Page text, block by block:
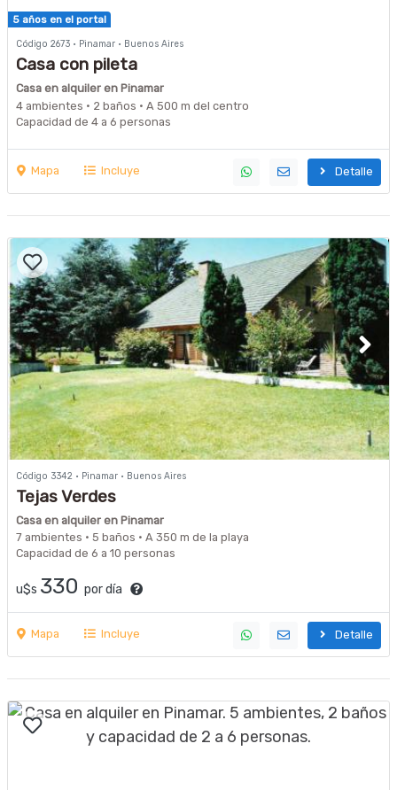
5 años en el portal
Código 2673 · Pinamar · Buenos Aires
Casa con pileta
Casa en alquiler en Pinamar
4 ambientes · 2 baños · A 500 m del centro
Capacidad de 4 a 6 personas
Mapa Incluye Detalle
Código 3342 · Pinamar · Buenos Aires
Tejas Verdes
Casa en alquiler en Pinamar
7 ambientes · 5 baños · A 350 m de la playa
Capacidad de 6 a 10 personas
u$s 330 por día
Mapa Incluye Detalle